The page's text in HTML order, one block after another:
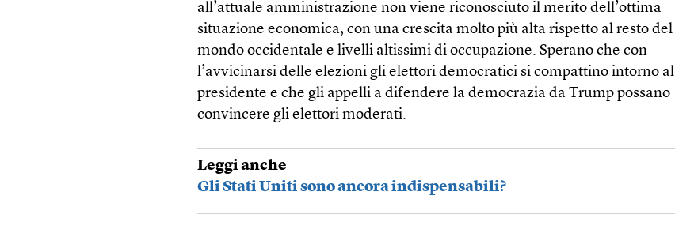
all’attuale amministrazione non viene riconosciuto il merito dell’ottima
situazione economica, con una crescita molto più alta rispetto al resto del
mondo occidentale e livelli altissimi di occupazione. Sperano che con
l’avvicinarsi delle elezioni gli elettori democratici si compattino intorno al
presidente e che gli appelli a difendere la democrazia da Trump possano
convincere gli elettori moderati.
Leggi anche
Gli Stati Uniti sono ancora indispensabili?